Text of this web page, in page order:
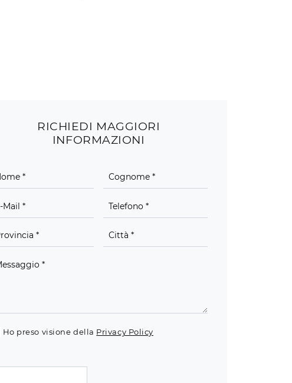
RICHIEDI MAGGIORI
INFORMAZIONI
Ho preso visione della Privacy Policy